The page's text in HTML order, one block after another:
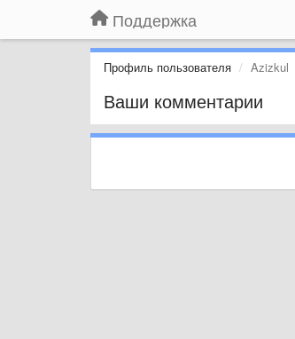
Поддержка
Профиль пользователя Azizkul
Ваши комментарии